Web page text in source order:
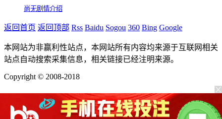
尚无剧情介绍
返回首页 返回顶部 Rss Baidu Sogou 360 Bing Google
本网站为非赢利性站点，本网站所有内容均来源于互联网相关
站点自动搜索采集信息，相关链接已经注明来源。
Copyright © 2008-2018